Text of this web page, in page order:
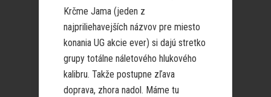
Krčme Jama (jeden z
najpriliehavejších názvov pre miesto
konania UG akcie ever) si dajú stretko
grupy totálne náletového hlukového
kalibru. Takže postupne zľava
doprava, zhora nadol. Máme tu